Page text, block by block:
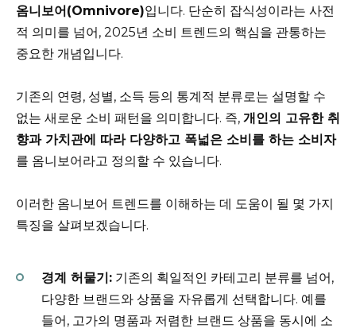
옴니보어(Omnivore)입니다. 단순히 잡식성이라는 사전
적 의미를 넘어, 2025년 소비 트렌드의 핵심을 관통하는
중요한 개념입니다.
기존의 연령, 성별, 소득 등의 통계적 분류로는 설명할 수
없는 새로운 소비 패턴을 의미합니다. 즉, 개인의 고유한 취
향과 가치관에 따라 다양하고 폭넓은 소비를 하는 소비자
를 옴니보어라고 정의할 수 있습니다.
이러한 옴니보어 트렌드를 이해하는 데 도움이 될 몇 가지
특징을 살펴보겠습니다.
경계 허물기: 기존의 획일적인 카테고리 분류를 넘어,
다양한 브랜드와 상품을 자유롭게 선택합니다. 예를
들어, 고가의 명품과 저렴한 브랜드 상품을 동시에 소